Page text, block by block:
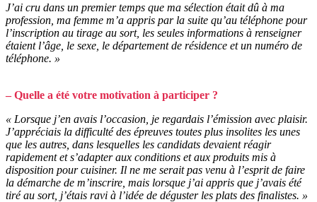
J’ai cru dans un premier temps que ma sélection était dû à ma
profession, ma femme m’a appris par la suite qu’au téléphone pour
l’inscription au tirage au sort, les seules informations à renseigner
étaient l’âge, le sexe, le département de résidence et un numéro de
téléphone. »
– Quelle a été votre motivation à participer ?
« Lorsque j’en avais l’occasion, je regardais l’émission avec plaisir.
J’appréciais la difficulté des épreuves toutes plus insolites les unes
que les autres, dans lesquelles les candidats devaient réagir
rapidement et s’adapter aux conditions et aux produits mis à
disposition pour cuisiner. Il ne me serait pas venu à l’esprit de faire
la démarche de m’inscrire, mais lorsque j’ai appris que j’avais été
tiré au sort, j’étais ravi à l’idée de déguster les plats des finalistes. »